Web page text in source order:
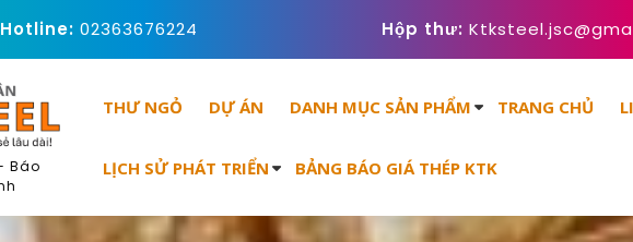
ty Co phan Thep Xay Dung
02363676224 Hộp thư:
Báo
THƯ NGỎ DỰ ÁN DANH MỤC SẢN PHẨM TRANG CHỦ
LỊCH SỬ PHÁT TRIỂN BẢNG BÁO GIÁ THÉP KTK